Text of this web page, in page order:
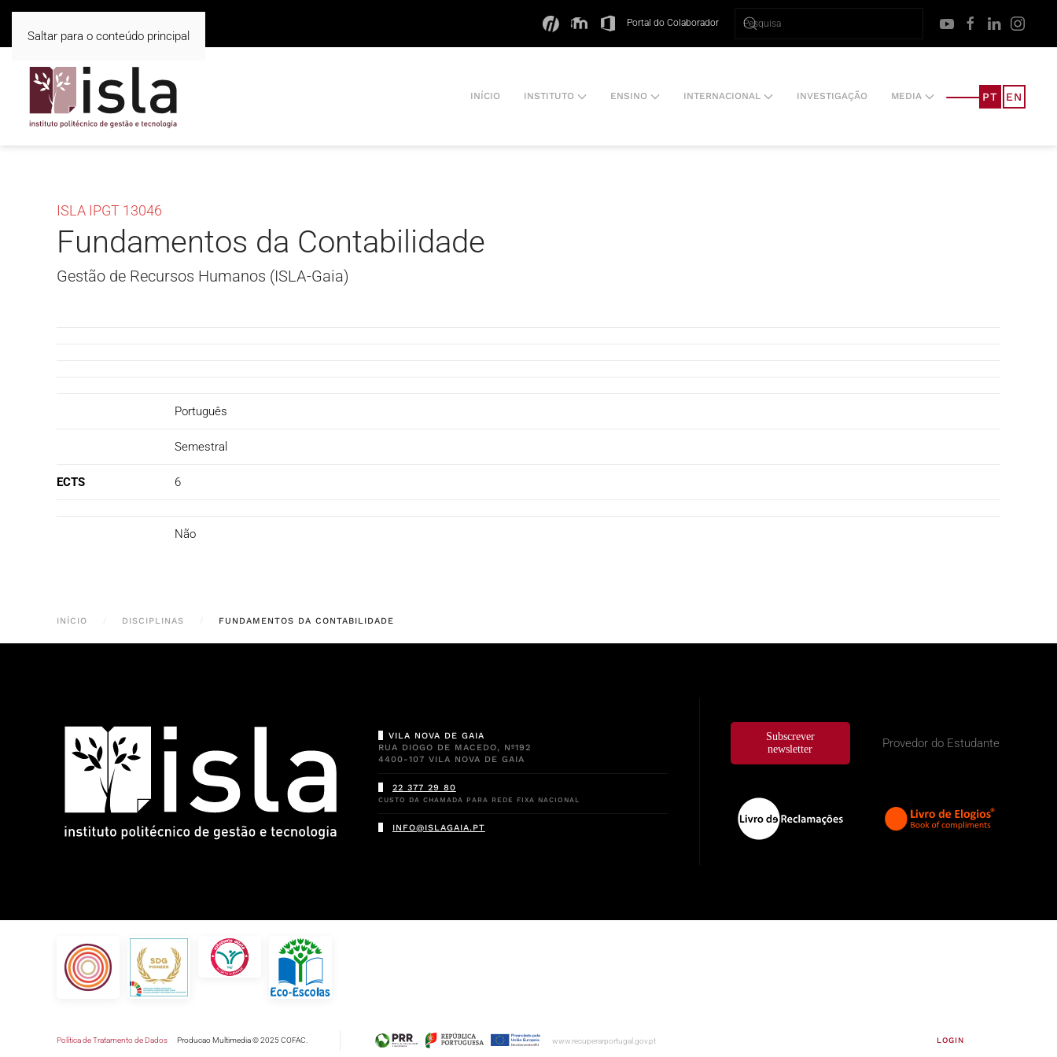
Saltar para o conteúdo principal
Portal do Colaborador
INÍCIO INSTITUTO ENSINO INTERNACIONAL INVESTIGAÇÃO MEDIA PT EN
ISLA IPGT 13046
Fundamentos da Contabilidade
Gestão de Recursos Humanos (ISLA-Gaia)
Português
Semestral
ECTS 6
Não
INÍCIO DISCIPLINAS FUNDAMENTOS DA CONTABILIDADE
VILA NOVA DE GAIA
RUA DIOGO DE MACEDO, Nº192
4400-107 VILA NOVA DE GAIA
22 377 29 80
CUSTO DA CHAMADA PARA REDE FIXA NACIONAL
INFO@ISLAGAIA.PT
Subscrever
newsletter
Provedor do Estudante
www.recuperarportugal.gov.pt
Política de Tratamento de Dados Producao Multimedia © 2025 COFAC. LOGIN